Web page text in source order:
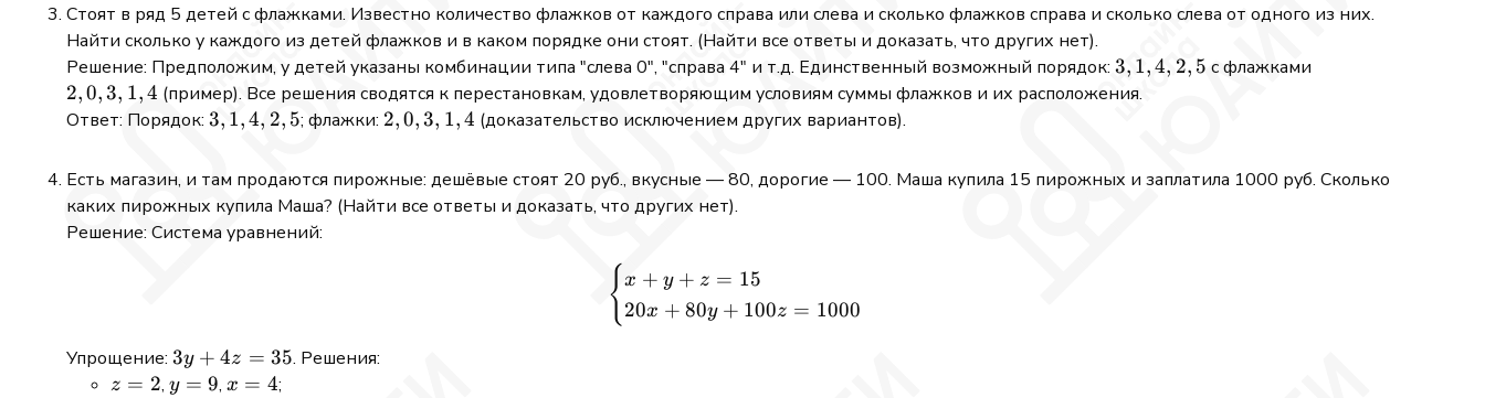
42
Стоят в ряд 5 детей с флажками. Известно количество флажков от каждого справа или слева и сколько флажков справа и сколько слева от одного из них.
Найти сколько у каждого из детей флажков и в каком порядке они стоят. (Найти все ответы и доказать, что других нет).
Решение: Предположим, у детей указаны комбинации типа "слева 0", "справа 4" и т.д. Единственный возможный порядок: 3,
1,
3, 1, 4, 2, 5 с флажками
4
2,0, 3, 1,4 (пример). Все решения сводятся к перестановкам, удовлетворяющим условиям суммы флажков и их расположения.
Ответ: Порядок: 3,
5
3, 1, 4, 2, 5; флажки: 2,
4
2,0,3, 1,4 (доказательство исключением других вариантов).
Есть магазин, и там продаются пирожные: дешёвые стоят 20 руб., вкусные — 80, дорогие — 100. Маша купила 15 пирожных и заплатила 1000 руб. Сколько
каких пирожных купила Маша? (Найти все ответы и доказать, что других нет).
Решение: Система уравнений:
\begin{cases} x + y + z = 15 \\ 20x + 80y + 100z = 1000 \end{cases}
{x + y + z = 15
20x + 80y + 100z = 1000
Упрощение: 3y
+
3y + 4z = 35. Решения:
z
z = 2, y
y = 9,x
x = 4;